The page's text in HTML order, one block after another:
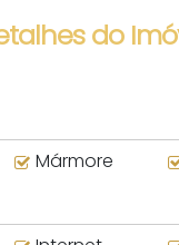
do
Mármore